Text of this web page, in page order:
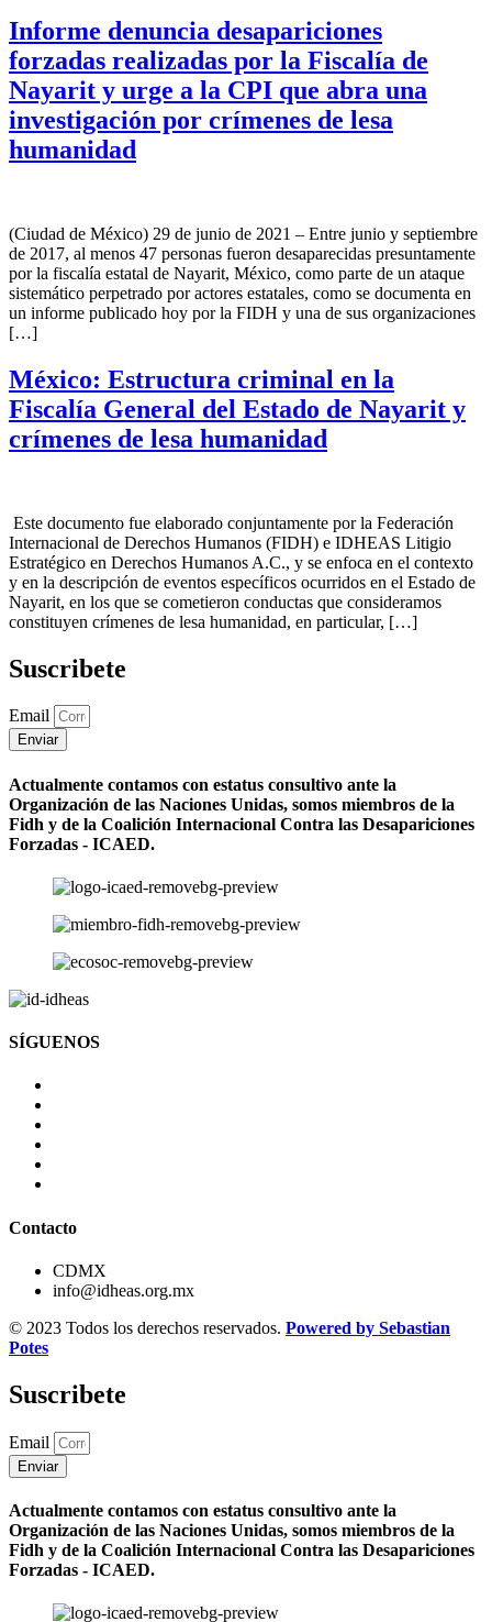
Informe denuncia desapariciones
forzadas realizadas por la Fiscalía de
Nayarit y urge a la CPI que abra una
investigación por crímenes de lesa
humanidad
(Ciudad de México) 29 de junio de 2021 – Entre junio y septiembre
de 2017, al menos 47 personas fueron desaparecidas presuntamente
por la fiscalía estatal de Nayarit, México, como parte de un ataque
sistemático perpetrado por actores estatales, como se documenta en
un informe publicado hoy por la FIDH y una de sus organizaciones
[…]
México: Estructura criminal en la
Fiscalía General del Estado de Nayarit y
crímenes de lesa humanidad
Este documento fue elaborado conjuntamente por la Federación
Internacional de Derechos Humanos (FIDH) e IDHEAS Litigio
Estratégico en Derechos Humanos A.C., y se enfoca en el contexto
y en la descripción de eventos específicos ocurridos en el Estado de
Nayarit, en los que se cometieron conductas que consideramos
constituyen crímenes de lesa humanidad, en particular, […]
Suscribete
Email
Enviar
Actualmente contamos con estatus consultivo ante la
Organización de las Naciones Unidas, somos miembros de la
Fidh y de la Coalición Internacional Contra las Desapariciones
Forzadas - ICAED.
SÍGUENOS
Contacto
CDMX
info@idheas.org.mx
© 2023 Todos los derechos reservados. Powered by Sebastian
Potes
Suscribete
Email
Enviar
Actualmente contamos con estatus consultivo ante la
Organización de las Naciones Unidas, somos miembros de la
Fidh y de la Coalición Internacional Contra las Desapariciones
Forzadas - ICAED.